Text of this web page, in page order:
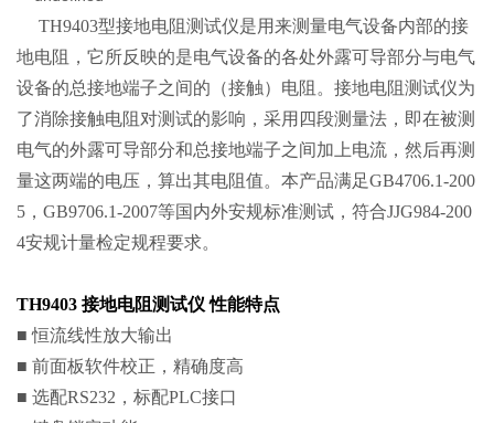
TH9403型接地电阻测试仪是用来测量电气设备内部的接
地电阻，它所反映的是电气设备的各处外露可导部分与电气
设备的总接地端子之间的（接触）电阻。接地电阻测试仪为
了消除接触电阻对测试的影响，采用四段测量法，即在被测
电气的外露可导部分和总接地端子之间加上电流，然后再测
量这两端的电压，算出其电阻值。本产品满足GB4706.1-200
5，GB9706.1-2007等国内外安规标准测试，符合JJG984-200
4安规计量检定规程要求。
TH9403 接地电阻测试仪 性能特点
■ 恒流线性放大输出
■ 前面板软件校正，精确度高
■ 选配RS232，标配PLC接口